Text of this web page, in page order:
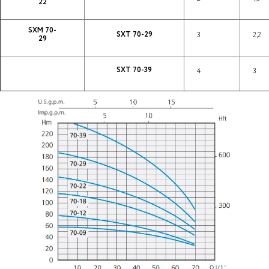
SXM 70-
29
SXT 70-29 3 2,2
SXT 70-39 4 3